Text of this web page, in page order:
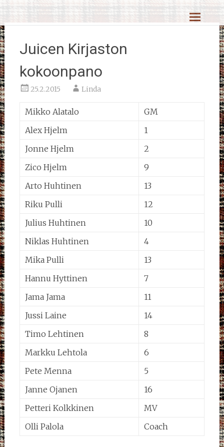
content
Juicen Kirjaston
kokoonpano
25.2.2015 Linda
Mikko Alatalo
GM
Alex Hjelm
1
Jonne Hjelm
2
Zico Hjelm
9
Arto Huhtinen
13
Riku Pulli
12
Julius Huhtinen
10
Niklas Huhtinen
4
Mika Pulli
13
Hannu Hyttinen
7
Jama Jama
11
Jussi Laine
14
Timo Lehtinen
8
Markku Lehtola
6
Pete Menna
5
Janne Ojanen
16
Petteri Kolkkinen
MV
Olli Palola
Coach